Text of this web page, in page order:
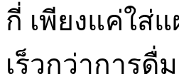
กี่ เพียงแค่ใส่
เร็วกว่าการดื่